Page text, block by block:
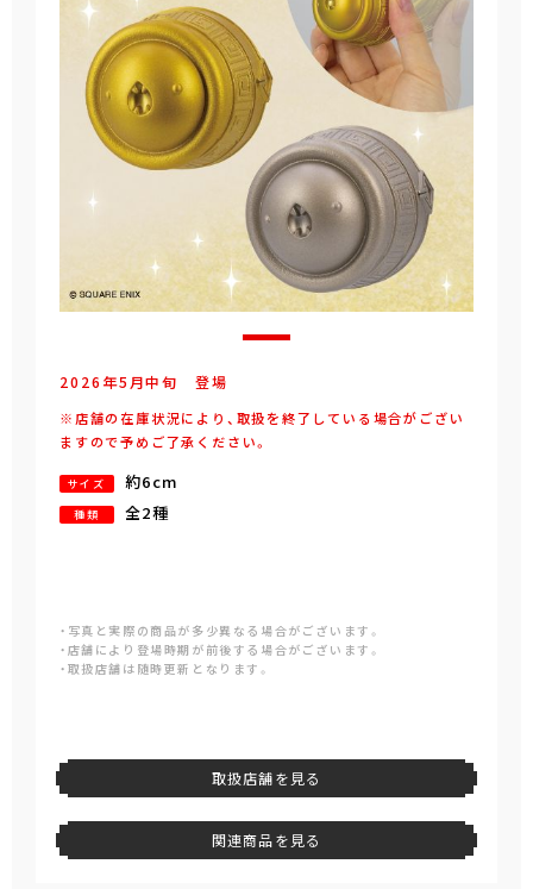
2026年5 月中旬 登場
※店舗の在庫状況により、取扱を終了している場合がござい
ますので予めご了承ください。
サイズ 約6cm
種類 全2種
・写真と実際の商品が多少異なる場合がございます。
・店舗により登場時期が前後する場合がございます。
・取扱店舗は随時更新となります。
取扱店舗を見る
関連商品を見る